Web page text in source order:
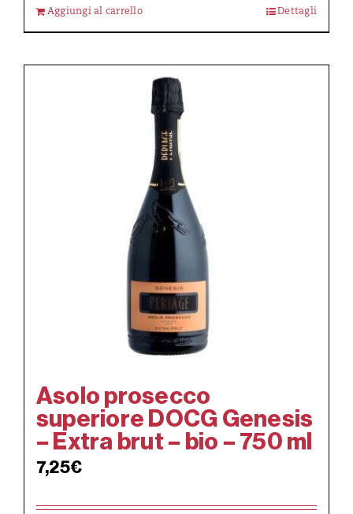
Aggiungi al carrello Dettagli
Asolo prosecco
superiore DOCG Genesis
– Extra brut – bio – 750 ml
7,25€